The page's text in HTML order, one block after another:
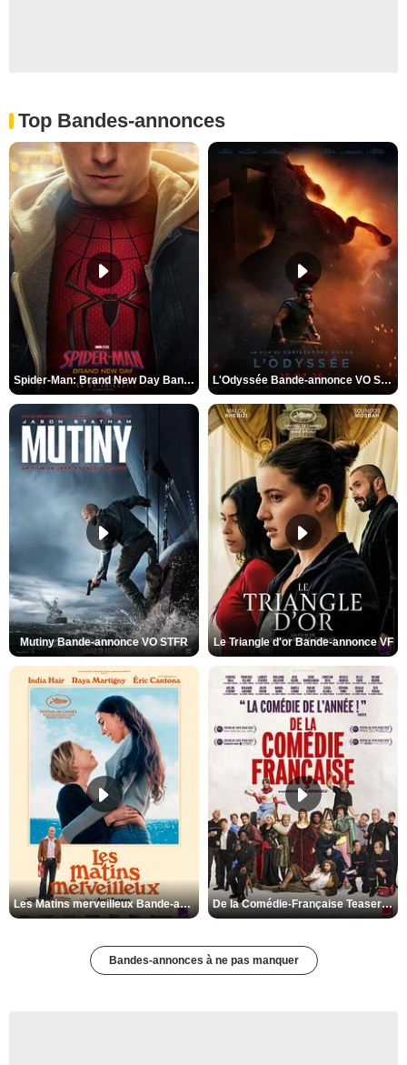
Top Bandes-annonces
Spider-Man: Brand New Day Bande-annonce VO STFR L'Odyssée Bande-annonce VO STFR
Mutiny Bande-annonce VO STFR Le Triangle d'or Bande-annonce VF
Les Matins merveilleux Bande-annonce VF De la Comédie-Française Teaser VF
Bandes-annonces à ne pas manquer